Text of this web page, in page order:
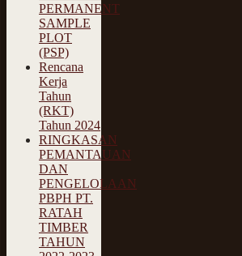
PERMANENT
SAMPLE
PLOT
(PSP)
Rencana
Kerja
Tahun
(RKT)
Tahun 2024
RINGKASAN
PEMANTAUAN
DAN
PENGELOLAAN
PBPH PT.
RATAH
TIMBER
TAHUN